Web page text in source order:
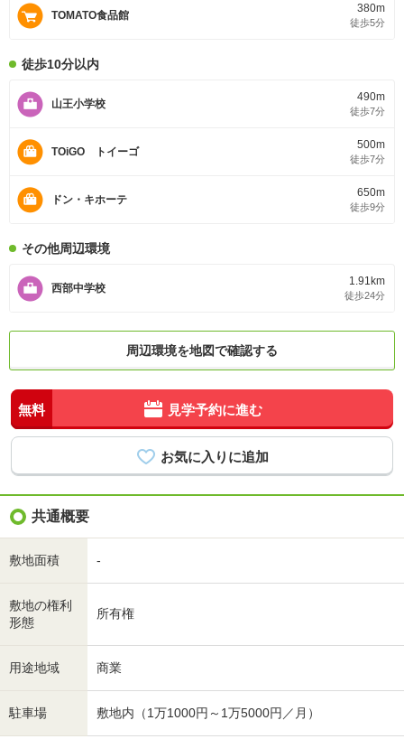
TOMATO食品館
380m
徒歩5分
徒歩10分以内
山王小学校
490m
徒歩7分
TOiGO トイーゴ
500m
徒歩7分
ドン・キホーテ
650m
徒歩9分
その他周辺環境
西部中学校
1.91km
徒歩24分
周辺環境を地図で確認する
無料 見学予約に進む
共通概要
敷地面積 -
敷地の権利
形態
所有権
用途地域 商業
駐車場 敷地内（1万1000円～1万5000円／月）